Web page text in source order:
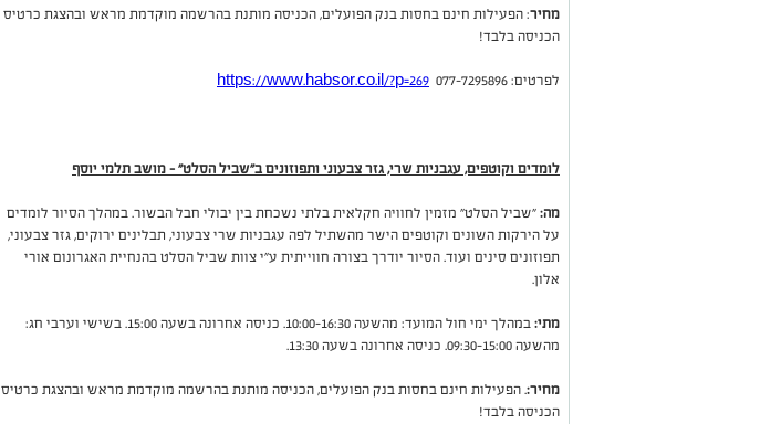
מחיר: הפעילות חינם בחסות בנק הפועלים, הכניסה מותנת בהרשמה מוקדמת מראש ובהצגת כרטיס
הכניסה בלבד!
לפרטים: 077-7295896 https://www.habsor.co.il/?p=269
לומדים וקוטפים, עגבניות שרי, גזר צבעוני ותפוזונים ב"שביל הסלט" - מושב תלמי יוסף
מה:"שביל הסלט" מזמין לחוויה חקלאית בלתי נשכחת בין יבולי חבל הבשור. במהלך הסיור לומדים
על הירקות השונים וקוטפים הישר מהשתיל לפה עגבניות שרי צבעוני, תבלינים ירוקים, גזר צבעוני,
תפוזונים סינים ועוד. הסיור יודרך בצורה חווייתית ע"י צוות שביל הסלט בהנחיית האגרונום אורי
אלון.
מתי:
במהלך ימי חול המועד: מהשעה 10:00-16:30. כניסה אחרונה בשעה 15:00. בשישי וערבי חג:
מהשעה 09:30-15:00. כניסה אחרונה בשעה 13:30.
מחיר:. הפעילות חינם בחסות בנק הפועלים, הכניסה מותנת בהרשמה מוקדמת מראש ובהצגת כרטיס
הכניסה בלבד!